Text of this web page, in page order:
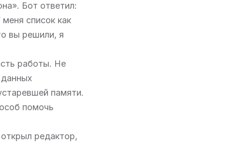
Бот ответил:
список как
вы решили, я
работы. Не
памяти.
помочь
редактор,